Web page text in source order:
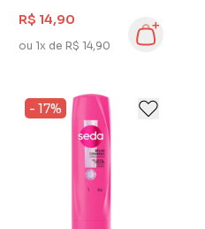
R$ 14,90
ou 1x de R$ 14,90
- 17%